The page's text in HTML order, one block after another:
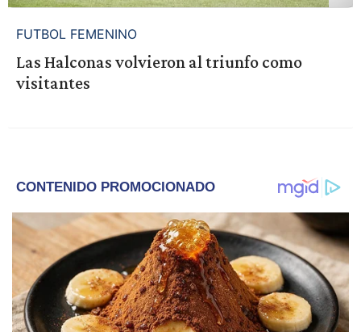
FUTBOL FEMENINO
Las Halconas volvieron al triunfo como
visitantes